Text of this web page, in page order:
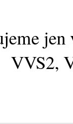
VVS2,